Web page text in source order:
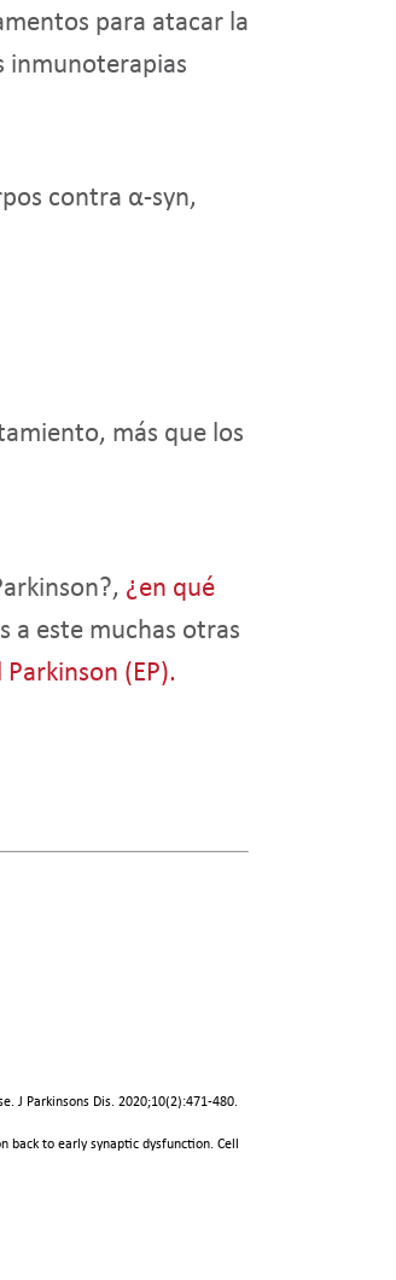
para atacar la
inmunoterapias
contra α-syn,
más que los
¿en qué
a este muchas otras
(EP).
J Parkinsons Dis. 2020;10(2):471-480.
to early synaptic dysfunction. Cell